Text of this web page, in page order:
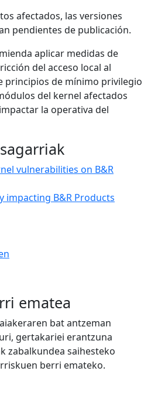
afectados, las versiones
pendientes de publicación.
aplicar medidas de
del acceso local al
principios de mínimo privilegio
del kernel afectados
la operativa del
vulnerabilities on B&R
impacting B&R Products
ematea
bat antzeman
gertakariei erantzuna
zabalkundea saihesteko
berri emateko.